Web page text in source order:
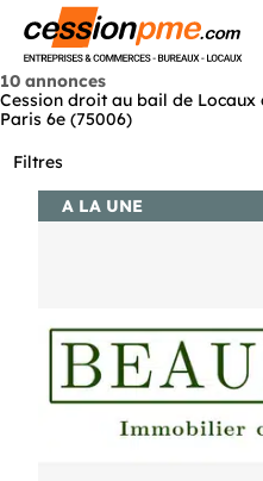
10 annonces
Cession droit au bail de
Paris 6e (75006)
Filtres
A LA UNE